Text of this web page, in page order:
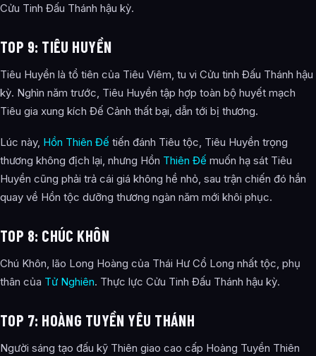
Cửu Tinh Đấu Thánh hậu kỳ.
TOP 9: TIÊU HUYỀN
Tiêu Huyền là tổ tiên của Tiêu Viêm, tu vi Cửu tinh Đấu Thánh hậu
kỳ. Nghìn năm trước, Tiêu Huyền tập hợp toàn bộ huyết mạch
Tiêu gia xung kích Đế Cảnh thất bại, dẫn tới bị thương.
Lúc này, Hồn Thiên Đế tiến đánh Tiêu tộc, Tiêu Huyền trọng
thương không địch lại, nhưng Hồn Thiên Đế muốn hạ sát Tiêu
Huyền cũng phải trả cái giá không hề nhỏ, sau trận chiến đó hắn
quay về Hồn tộc dưỡng thương ngàn năm mới khôi phục.
TOP 8: CHÚC KHÔN
Chú Khôn, lão Long Hoàng của Thái Hư Cổ Long nhất tộc, phụ
thân của Tử Nghiên. Thực lực Cửu Tinh Đấu Thánh hậu kỳ.
TOP 7: HOÀNG TUYỀN YÊU THÁNH
Người sáng tạo đấu kỹ Thiên giao cao cấp Hoàng Tuyền Thiên